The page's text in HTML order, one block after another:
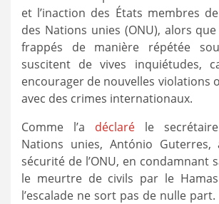
et l’inaction des États membres
des Nations unies (ONU), alors
frappés de manière répétée
suscitent de vives inquiétudes,
encourager de nouvelles violations
avec des crimes internationaux.
Comme l’a déclaré le
Nations unies, António Guterres,
sécurité de l’ONU, en condamnant
le meurtre de civils par le
l’escalade ne sort pas de nulle